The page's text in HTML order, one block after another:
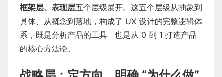
框架层、表现层五个层级展开。这五个层级从抽象到
具体、从概念到落地，构成了 UX 设计的完整逻辑体
系，既是分析产品的工具，也是从 0 到 1 打造产品
的核心方法论。